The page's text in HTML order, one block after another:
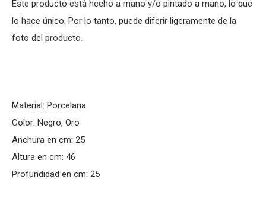
Este producto está hecho a mano y/o pintado a mano, lo que
lo hace único. Por lo tanto, puede diferir ligeramente de la
foto del producto.
Material: Porcelana
Color: Negro, Oro
Anchura en cm: 25
Altura en cm: 46
Profundidad en cm: 25